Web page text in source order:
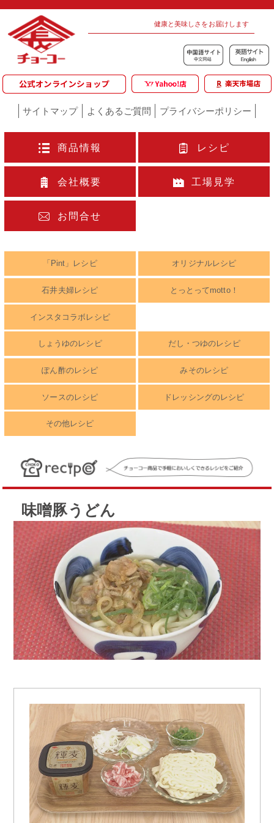
健康と美味しさをお届けします
サイトマップ よくあるご質問 プライバシーポリシー
商品情報 レシピ
会社概要 工場見学
お問合せ
「Pint」レシピ オリジナルレシピ
石井夫婦レシピ とっとってmotto！
インスタコラボレシピ
しょうゆのレシピ だし・つゆのレシピ
ぽん酢のレシピ みそのレシピ
ソースのレシピ ドレッシングのレシピ
その他レシピ
味噌豚うどん